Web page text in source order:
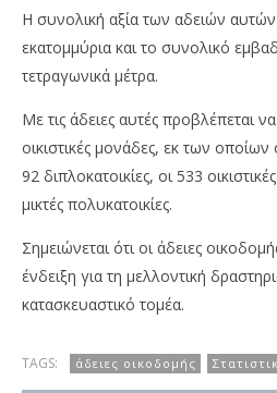
Η συνολική αξία των αδειών
εκατομμύρια και το συνολικό
τετραγωνικά μέτρα.
Με τις άδειες αυτές προβλέπεται
οικιστικές μονάδες, εκ των οποίων
92 διπλοκατοικίες, οι 533
μικτές πολυκατοικίες.
Σημειώνεται ότι οι άδειες
ένδειξη για τη μελλοντική
κατασκευαστικό τομέα.
TAGS: άδειες οικοδομής